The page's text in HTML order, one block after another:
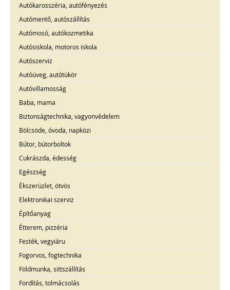
Autókarosszéria, autófényezés
Autómentő, autószállítás
Autómosó, autókozmetika
Autósiskola, motoros iskola
Autószerviz
Autóüveg, autótükör
Autóvillamosság
Baba, mama
Biztonságtechnika, vagyonvédelem
Bölcsöde, óvoda, napközi
Bútor, bútorboltok
Cukrászda, édesség
Egészség
Ékszerüzlet, ötvös
Elektronikai szerviz
Építőanyag
Étterem, pizzéria
Festék, vegyiáru
Fogorvos, fogtechnika
Földmunka, sittszállítás
Fordítás, tolmácsolás